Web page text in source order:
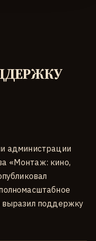
администрации
«Монтаж: кино,
выразил поддержку